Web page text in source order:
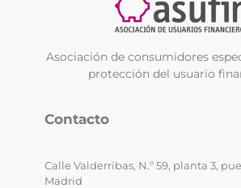
Asociación de consumidores
protección del usuario
Contacto
Calle Valderribas, N.º 59, planta 3,
Madrid